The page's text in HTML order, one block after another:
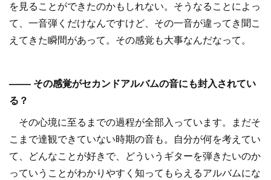
を見ることができたのかもしれない。そうなることによっ
て、一音弾くだけなんですけど、その一音が違ってき聞こ
えてきた瞬間があって。その感覚も大事なんだなって。
–––– その感覚がセカンドアルバムの音にも封入されてい
る？
その心境に至るまでの過程が全部入っています。まだそ
こまで達観できていない時期の音も。自分が何を考えてい
て、どんなことが好きで、どういうギターを弾きたいのか
っていうことがわかりやすく知ってもらえるアルバムにな